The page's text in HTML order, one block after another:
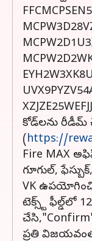
కోడ్‌లను
(https://
Fire MAX
గూగుల్,
VK
టెక్స్ట్ ఫీల్డ్‌లో
ప్రతి